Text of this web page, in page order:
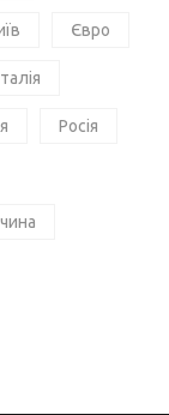
Євро
Росія